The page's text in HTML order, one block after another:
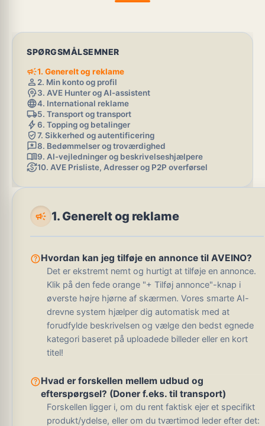
SPØRGSMÅLSEMNER
campaign1. Generelt og reklame
person 2. Min konto og profil
psychology3. AVE Hunter og AI-assistent
language4. International reklame
local_shipping5. Transport og transport
bolt6. Topping og betalinger
verified_user7. Sikkerhed og autentificering
reviews8. Bedømmelser og troværdighed
menu_book9. AI-vejledninger og beskrivelseshjælpere
currency_exchange10. AVE Prisliste, Adresser og P2P overførsel
campaign 1. Generelt og reklame
help_outlineHvordan kan jeg tilføje en annonce til AVEINO?
Det er ekstremt nemt og hurtigt at tilføje en annonce.
Klik på den fede orange "+ Tilføj annonce"-knap i
øverste højre hjørne af skærmen. Vores smarte AI-
drevne system hjælper dig automatisk med at
forudfylde beskrivelsen og vælge den bedst egnede
kategori baseret på uploadede billeder eller en kort
titel!
help_outlineHvad er forskellen mellem udbud og
efterspørgsel? (Doner f.eks. til transport)
Forskellen ligger i, om du rent faktisk ejer et specifikt
produkt/ydelse, eller om du tværtimod leder efter det: